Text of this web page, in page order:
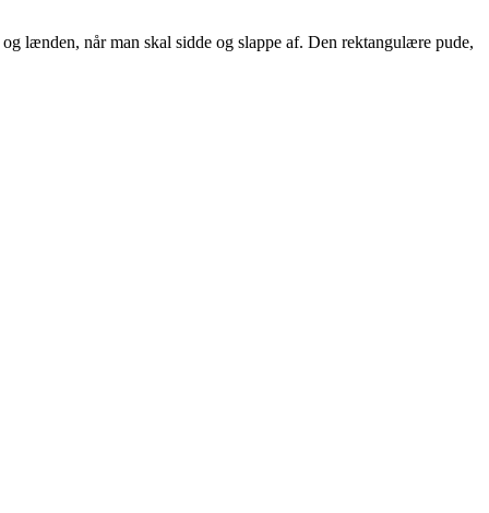
lænden, når man skal sidde og slappe af. Den rektangulære pude,